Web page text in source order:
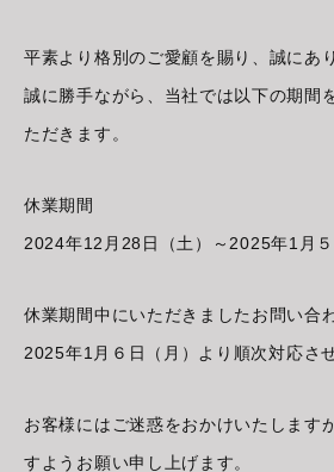
平素より格別のご愛顧を賜り、誠にあ
誠に勝手ながら、当社では以下の期間
ただきます。
休業期間
2024年12月28日（土）～2025年1月５
休業期間中にいただきましたお問い合
2025年1月６日（月）より順次対応さ
お客様にはご迷惑をおかけいたします
すようお願い申し上げます。